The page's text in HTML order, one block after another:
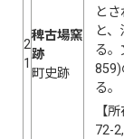
2
1
稗古場窯
跡
町史跡
と
と
る。
859)
る。
【
72-